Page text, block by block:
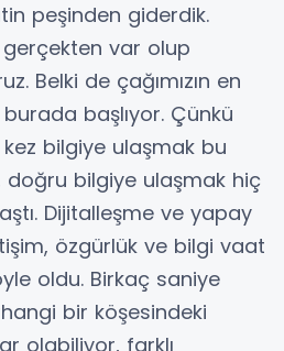
peşinden giderdik.
var olup
Belki de çağımızın en
başlıyor. Çünkü
bilgiye ulaşmak bu
doğru bilgiye ulaşmak hiç
Dijitalleşme ve yapay
özgürlük ve bilgi vaat
oldu. Birkaç saniye
bir köşesindeki
olabiliyor, farklı